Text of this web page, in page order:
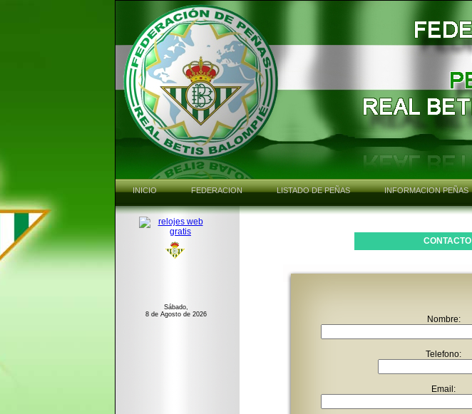
INICIO FEDERACION LISTADO DE PEÑAS INFORMACION PEÑAS
Sábado,
8 de Agosto de 2026
CONTACTO
Nombre:
Telefono:
Email: